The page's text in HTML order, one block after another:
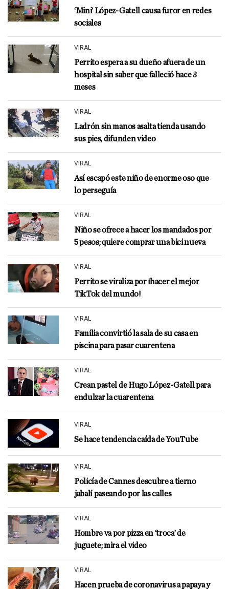
‘Mini’ López-Gatell causa furor en redes
sociales
VIRAL
Perrito espera a su dueño afuera de un
hospital sin saber que falleció hace 3
meses
VIRAL
Ladrón sin manos asalta tienda usando
sus pies, difunden video
VIRAL
Así escapó este niño de enorme oso que
lo perseguía
VIRAL
Niño se ofrece a hacer los mandados por
5 pesos; quiere comprar una bici nueva
VIRAL
Perrito se viraliza por ¡hacer el mejor
TikTok del mundo!
VIRAL
Familia convirtió la sala de su casa en
piscina para pasar cuarentena
VIRAL
Crean pastel de Hugo López-Gatell para
endulzar la cuarentena
VIRAL
Se hace tendencia caída de YouTube
VIRAL
Policía de Cannes descubre a tierno
jabalí paseando por las calles
VIRAL
Hombre va por pizza en ‘troca’ de
juguete; mira el video
VIRAL
Hacen prueba de coronavirus a papaya y